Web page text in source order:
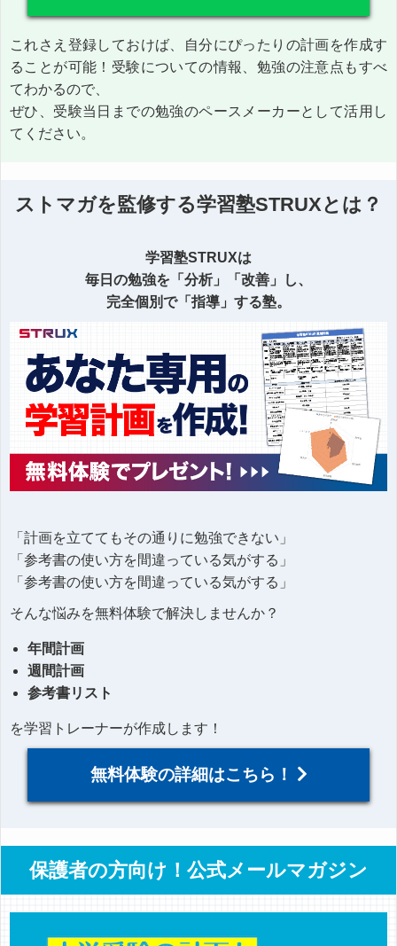
これさえ登録しておけば、自分にぴったりの計画を作成す
ることが可能！受験についての情報、勉強の注意点もすべ
てわかるので、
ぜひ、受験当日までの勉強のペースメーカーとして活用し
てください。
ストマガを監修する学習塾STRUXとは？
学習塾STRUXは
毎日の勉強を「分析」「改善」し、
完全個別で「指導」する塾。
「計画を立ててもその通りに勉強できない」
「参考書の使い方を間違っている気がする」
「参考書の使い方を間違っている気がする」
そんな悩みを無料体験で解決しませんか？
年間計画
週間計画
参考書リスト
を学習トレーナーが作成します！
無料体験の詳細はこちら！
保護者の方向け！公式メールマガジン